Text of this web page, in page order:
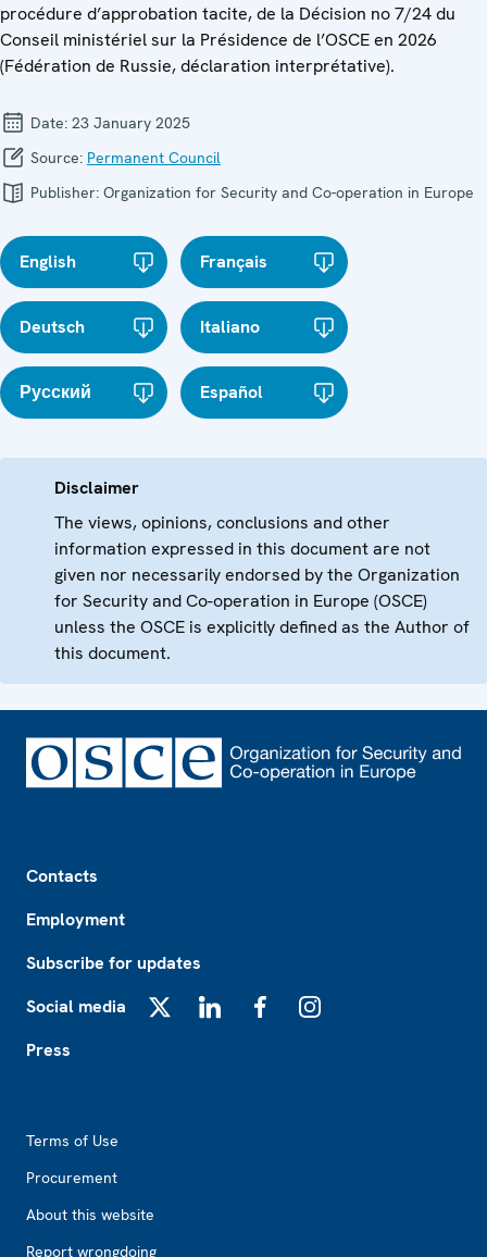
procédure d’approbation tacite, de la Décision no 7/24 du
Conseil ministériel sur la Présidence de l’OSCE en 2026
(Fédération de Russie, déclaration interprétative).
Date: 23 January 2025
Source: Permanent Council
Publisher: Organization for Security and Co-operation in Europe
English Français
Deutsch Italiano
Русский Español
Disclaimer
The views, opinions, conclusions and other
information expressed in this document are not
given nor necessarily endorsed by the Organization
for Security and Co-operation in Europe (OSCE)
unless the OSCE is explicitly defined as the Author of
this document.
Contacts
Employment
Subscribe for updates
Social media
Press
Terms of Use
Procurement
About this website
Report wrongdoing